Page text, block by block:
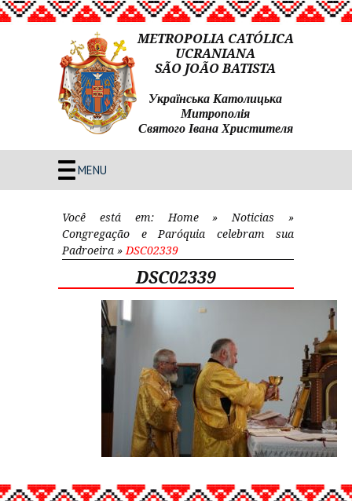
METROPOLIA CATÓLICA
UCRANIANA
SÃO JOÃO BATISTA
Українська Католицька
Митрополія
Святого Івана Христителя
MENU
Você está em: Home» Noticias »
Congregação e Paróquia celebram sua
Padroeira » DSC02339
DSC02339